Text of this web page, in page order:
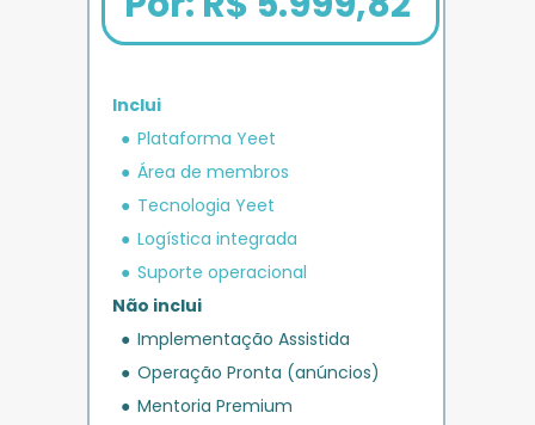
PLANO
IMPULSO
Parcele em até
12x de R$ 1.666,67
Inclui
Plataforma Yeet
Área de membros
Tecnologia Yeet
Logística integrada
Suporte operacional
Não inclui
Implementação Assistida
Operação Pronta (anúncios)
Mentoria Premium
Bônus exclusivo
+ R$ 5.000
Yeet
Benefício exclusivo